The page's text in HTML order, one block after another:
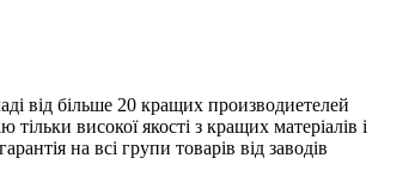
від більше 20 кращих производиетелей
високої якості з кращих матеріалів і
на всі групи товарів від заводів